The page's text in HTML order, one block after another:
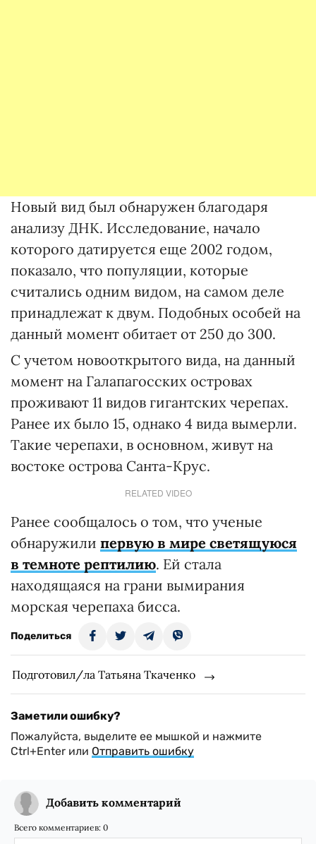
Новый вид был обнаружен благодаря
анализу ДНК. Исследование, начало
которого датируется еще 2002 годом,
показало, что популяции, которые
считались одним видом, на самом деле
принадлежат к двум. Подобных особей на
данный момент обитает от 250 до 300.
С учетом новооткрытого вида, на данный
момент на Галапагосских островах
проживают 11 видов гигантских черепах.
Ранее их было 15, однако 4 вида вымерли.
Такие черепахи, в основном, живут на
востоке острова Санта-Крус.
RELATED VIDEO
Ранее сообщалось о том, что ученые
обнаружили первую в мире светящуюся
в темноте рептилию. Ей стала
находящаяся на грани вымирания
морская черепаха бисса.
Поделиться
Подготовил/ла Татьяна Ткаченко
Заметили ошибку?
Пожалуйста, выделите ее мышкой и нажмите
Ctrl+Enter или Отправить ошибку
Добавить комментарий
Всего комментариев: 0